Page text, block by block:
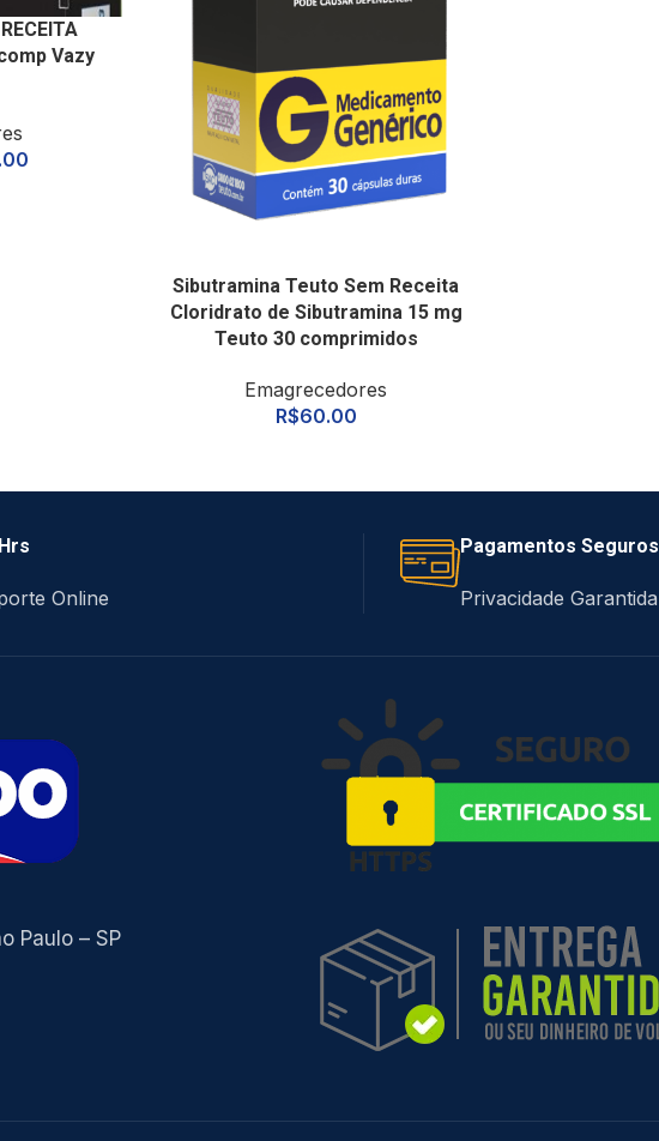
Vazy
Sibutramina Teuto Sem Receita
Cloridrato de Sibutramina 15 mg
Teuto 30 comprimidos
Emagrecedores
R$60.00
Online
Pagamentos Seguros
Privacidade Garantida
Paulo – SP